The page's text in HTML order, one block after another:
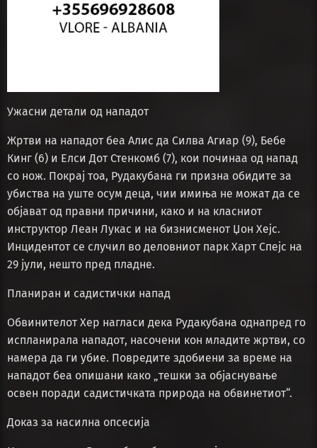
Ужасни детали од нападот
Жртви на нападот беа Алис да Силва Агиар (9), Бебе
Кинг (6) и Елси Дот Стенкомб (7), кои починаа од напад
со нож. Покрај тоа, Рудакубана ги призна обидите за
убиства на уште осум деца, чии имиња не можат да се
објават од правни причини, како и на класниот
инструктор Леан Лукас и на бизнисменот Џон Хејс.
Инцидентот се случил во деловниот парк Харт Спејс на
29 јули, нешто пред пладне.
Планиран и садистички напад
Обвинителот Хер нагласи дека Рудакубана однапред го
испланирала нападот, насочени кон младите жртви, со
намера да ги убие. Повредите здобиени за време на
нападот беа опишани како „тешки за објаснување
освен поради садистичката природа на обвинетиот“.
Доказ за насилна опсесија